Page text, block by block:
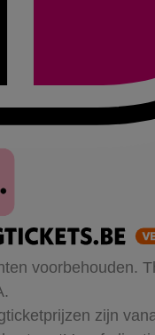
voorbehouden.
zijn